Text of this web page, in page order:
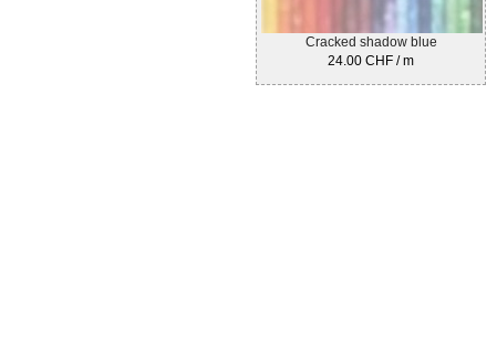
Cracked shadow blue
24.00 CHF / m